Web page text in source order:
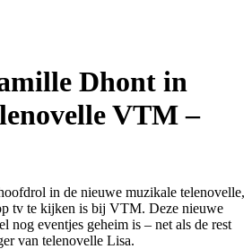
Dhont in
VTM –
in de nieuwe muzikale telenovelle,
tv te kijken is bij VTM. Deze nieuwe
nog eventjes geheim is – net als de rest
van telenovelle Lisa.